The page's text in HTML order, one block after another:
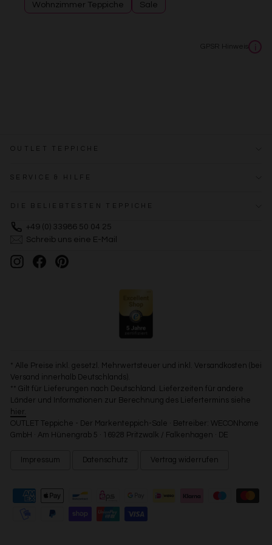
Wohnzimmer Teppiche Sale
GPSR Hinweis i
OUTLET TEPPICHE
SERVICE & HILFE
DIE BELIEBTESTEN TEPPICHE
+49 (0) 33986 50 04 25
Schreib uns eine E-Mail
InstagramFacebookPinterest
* Alle Preise inkl. gesetzl. Mehrwertsteuer und inkl. Versandkosten (bei
Versand innerhalb Deutschlands).
** Gilt für Lieferungen nach Deutschland. Lieferzeiten für andere
Länder und Informationen zur Berechnung des Liefertermins siehe
hier.
OUTLET Teppiche - Der Markenteppich-Sale · Betreiber: WECONhome
GmbH · Am Hünengrab 5 · 16928 Pritzwalk / Falkenhagen · DE
Impressum Datenschutz Vertrag widerrufen
Erstellung von Profilen zur Personalisierung von Inhalten